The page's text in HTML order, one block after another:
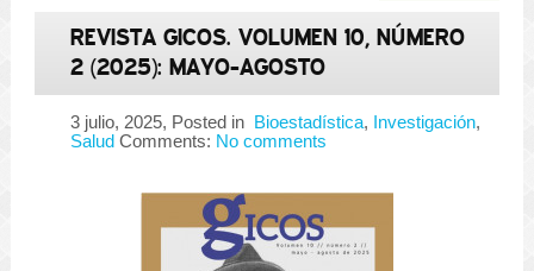
REVISTA GICOS. VOLUMEN 10, NÚMERO
2 (2025): MAYO-AGOSTO
3 julio, 2025, Posted in Bioestadística, Investigación,
Salud Comments: No comments